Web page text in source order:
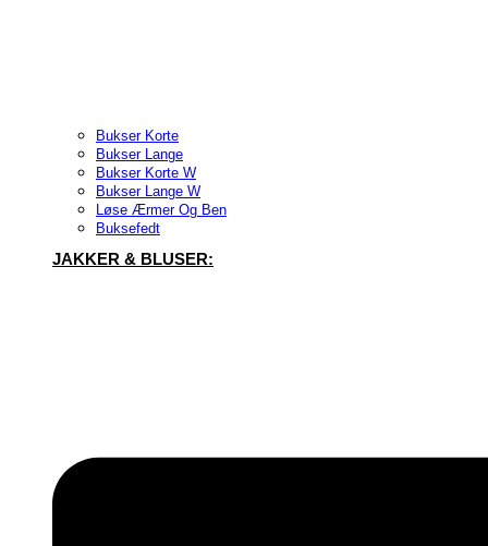
Bukser Korte
Bukser Lange
Bukser Korte W
Bukser Lange W
Løse Ærmer Og Ben
Buksefedt
JAKKER & BLUSER: